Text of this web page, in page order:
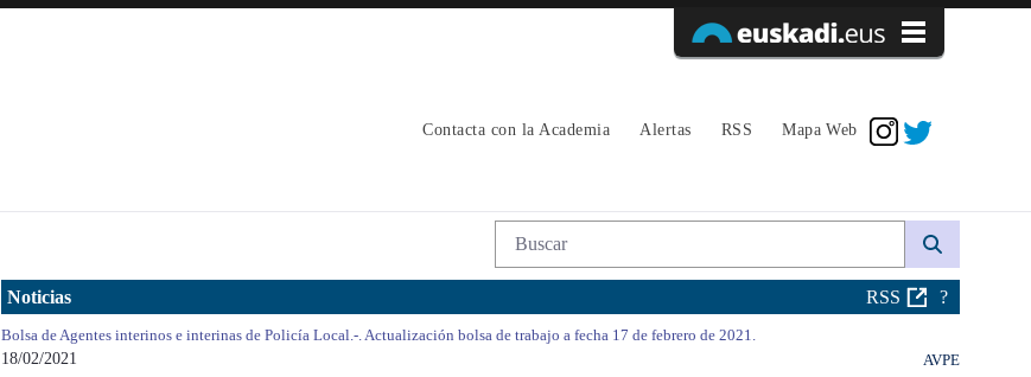
Contacta con la Academia Alertas RSS Mapa Web
Búsqueda web
Noticias RSS ?
Bolsa de Agentes interinos e interinas de Policía Local.-. Actualización bolsa de trabajo a fecha 17 de febrero de 2021.
18/02/2021
AVPE